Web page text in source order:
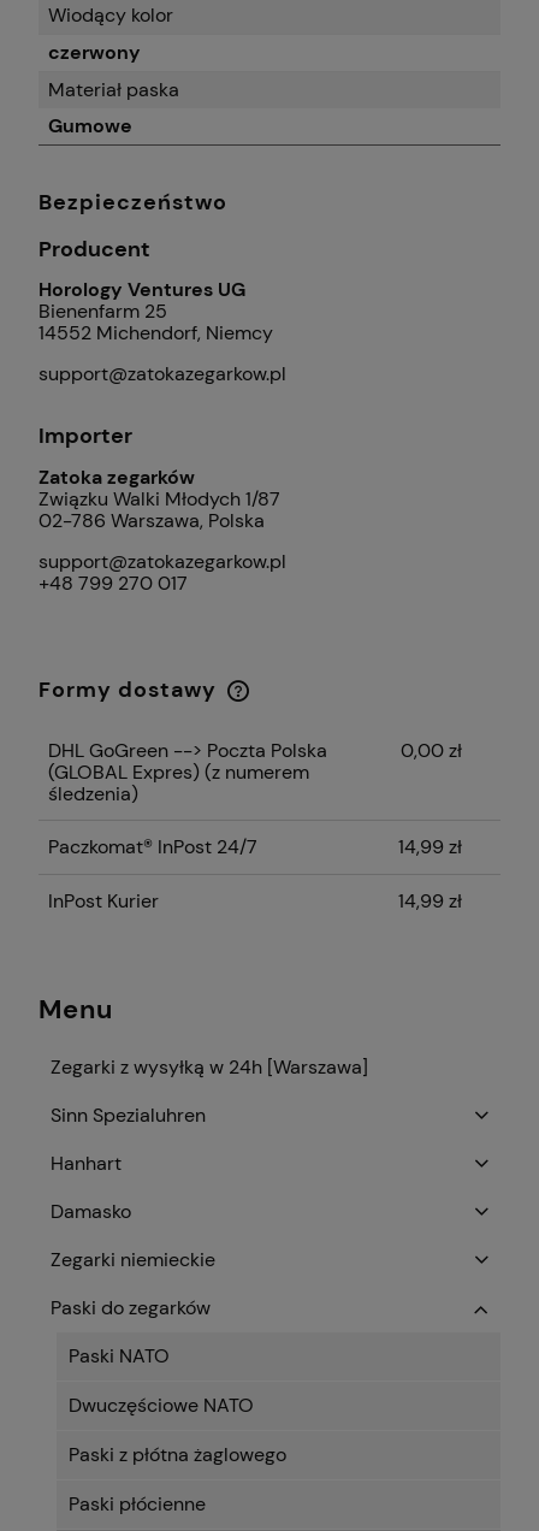
Wiodący kolor
czerwony
Materiał paska
Gumowe
Bezpieczeństwo
Producent
Horology Ventures UG
Bienenfarm 25
14552 Michendorf, Niemcy
support@zatokazegarkow.pl
Importer
Zatoka zegarków
Związku Walki Młodych 1/87
02-786 Warszawa, Polska
support@zatokazegarkow.pl
+48 799 270 017
Formy dostawy
Cena nie zawiera ewentualnych kosztów
DHL GoGreen --> Poczta Polska
(GLOBAL Expres) (z numerem
śledzenia)
0,00 zł
Paczkomat® InPost 24/7 14,99 zł
InPost Kurier 14,99 zł
Menu
Zegarki z wysyłką w 24h [Warszawa]
Sinn Spezialuhren
Hanhart
Damasko
Zegarki niemieckie
Paski do zegarków
Paski NATO
Dwuczęściowe NATO
Paski z płótna żaglowego
Paski płócienne